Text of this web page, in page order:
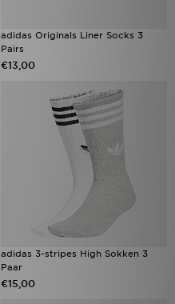
adidas Originals Liner Socks 3
Pairs
€13,00
adidas 3-stripes High Sokken 3
Paar
€15,00